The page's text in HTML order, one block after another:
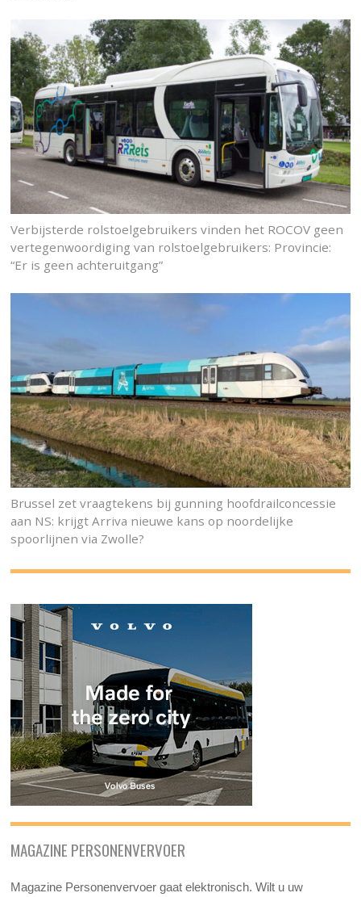
Verbijsterde rolstoelgebruikers vinden het ROCOV geen
vertegenwoordiging van rolstoelgebruikers: Provincie:
“Er is geen achteruitgang”
Brussel zet vraagtekens bij gunning hoofdrailconcessie
aan NS: krijgt Arriva nieuwe kans op noordelijke
spoorlijnen via Zwolle?
MAGAZINE PERSONENVERVOER
Magazine Personenvervoer gaat elektronisch. Wilt u uw